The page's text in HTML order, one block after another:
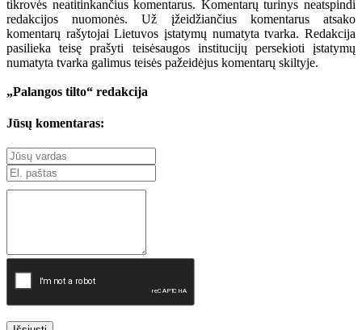
tikrovės neatitinkančius komentarus. Komentarų turinys neatspindi
redakcijos nuomonės. Už įžeidžiančius komentarus atsako
komentarų rašytojai Lietuvos įstatymų numatyta tvarka. Redakcija
pasilieka teisę prašyti teisėsaugos institucijų persekioti įstatymų
numatyta tvarka galimus teisės pažeidėjus komentarų skiltyje.
„Palangos tilto“ redakcija
Jūsų komentaras: